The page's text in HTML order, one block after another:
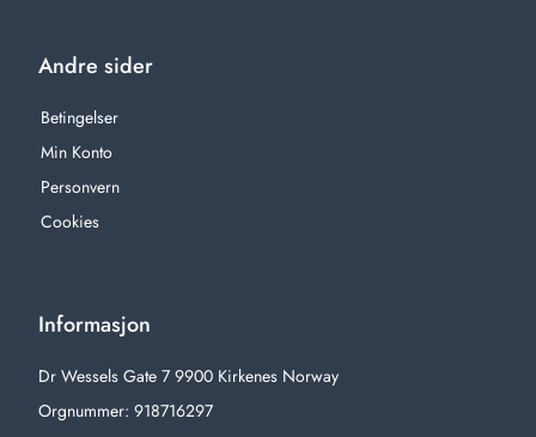
Andre sider
Betingelser
Min Konto
Personvern
Cookies
Informasjon
Dr Wessels Gate 7 9900 Kirkenes Norway
Orgnummer: 918716297